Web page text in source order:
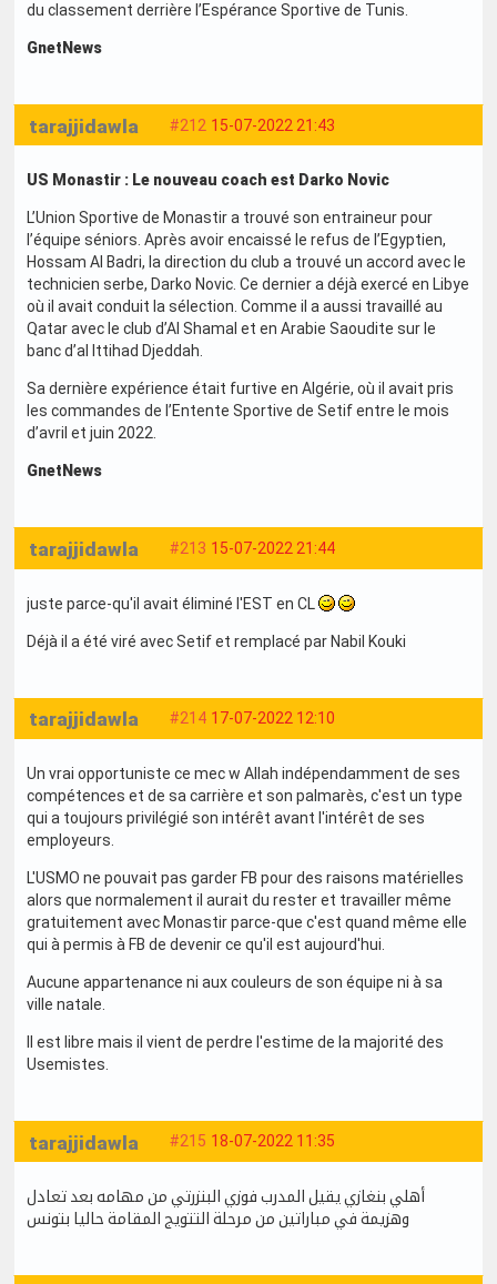
du classement derrière l’Espérance Sportive de Tunis.
GnetNews
#212 15-07-2022 21:43
tarajjidawla
US Monastir : Le nouveau coach est Darko Novic
L’Union Sportive de Monastir a trouvé son entraineur pour
l’équipe séniors. Après avoir encaissé le refus de l’Egyptien,
Hossam Al Badri, la direction du club a trouvé un accord avec le
technicien serbe, Darko Novic. Ce dernier a déjà exercé en Libye
où il avait conduit la sélection. Comme il a aussi travaillé au
Qatar avec le club d’Al Shamal et en Arabie Saoudite sur le
banc d’al Ittihad Djeddah.
Sa dernière expérience était furtive en Algérie, où il avait pris
les commandes de l’Entente Sportive de Setif entre le mois
d’avril et juin 2022.
GnetNews
#213 15-07-2022 21:44
tarajjidawla
juste parce-qu'il avait éliminé l'EST en CL
Déjà il a été viré avec Setif et remplacé par Nabil Kouki
#214 17-07-2022 12:10
tarajjidawla
Un vrai opportuniste ce mec w Allah indépendamment de ses
compétences et de sa carrière et son palmarès, c'est un type
qui a toujours privilégié son intérêt avant l'intérêt de ses
employeurs.
L'USMO ne pouvait pas garder FB pour des raisons matérielles
alors que normalement il aurait du rester et travailler même
gratuitement avec Monastir parce-que c'est quand même elle
qui à permis à FB de devenir ce qu'il est aujourd'hui.
Aucune appartenance ni aux couleurs de son équipe ni à sa
ville natale.
Il est libre mais il vient de perdre l'estime de la majorité des
Usemistes.
#215 18-07-2022 11:35
tarajjidawla
أهلي بنغازي يقيل المدرب فوزي البنزرتي من مهامه بعد تعادل
وهزيمة في مباراتين من مرحلة التتويج المقامة حاليا بتونس